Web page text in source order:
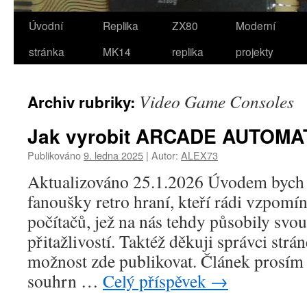
Úvodní
stránka
Replika
MK14
ZX80
replika
Moderní
projekty
Archiv rubriky: Video Game Consoles
Jak vyrobit ARCADE
Publikováno9. ledna 2025 | Autor: ALEX73
Aktualizováno 25.1.2026 Úvodem
fanoušky retro hraní, kteří rádi
počítačů, jež na nás tehdy působily
přitažlivostí. Taktéž děkuji správci
možnost zde publikovat. Článek
souhrn … Celý příspěvek →